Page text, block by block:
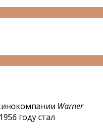
Warner
году стал